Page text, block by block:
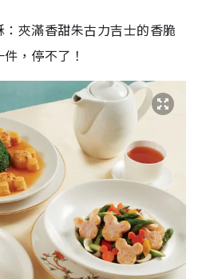
：夾滿香甜朱古力吉士的香脆
，停不了！